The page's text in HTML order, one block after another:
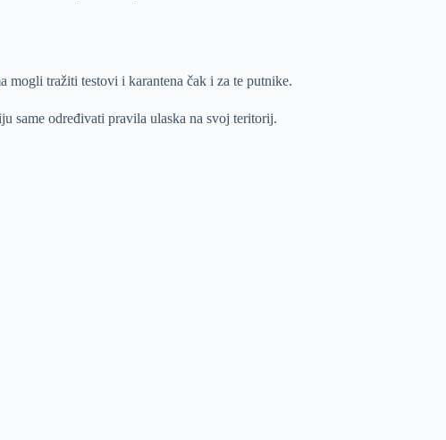
mogli tražiti testovi i karantena čak i za te putnike.
same određivati pravila ulaska na svoj teritorij.